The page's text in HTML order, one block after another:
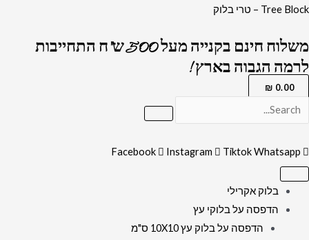
דילוג
Tree Block – טרי בלוק
משלוח חינם בקנייה מעל 500 ש"ח התחייבות
לרמה הגבוה בארץ !
0.00
₪
Facebook Instagram TiktokWhatsapp
בלוק אקרילי
הדפסה על בלוקי עץ
הדפסה על בלוק עץ 10X10 ס"מ
כמות
1575
-
תמונה
יוסף
על
רקע
שחור